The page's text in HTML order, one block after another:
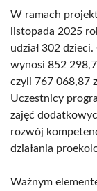
W ramach
listopada 2025
udział 302
wynosi 852
czyli 767 068,87
Uczestnicy
zajęć
rozwój
działania
Ważnym